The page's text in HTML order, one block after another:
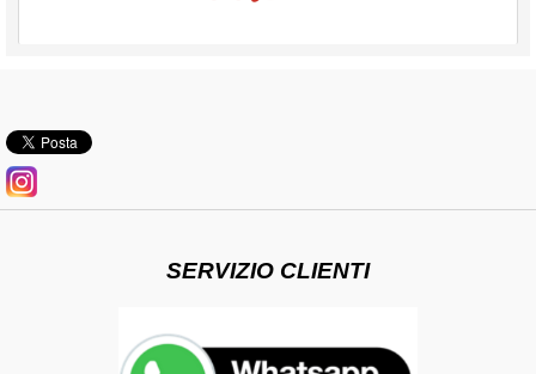
SERVIZIO CLIENTI